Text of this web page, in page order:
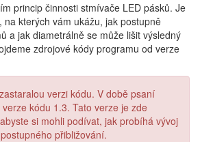
princip činnosti stmívače LED pásků. Je
kterých vám ukážu, jak postupně
a jak diametrálně se může lišit výsledný
zdrojové kódy programu od verze
verzi kódu. V době psaní
kódu 1.3. Tato verze je zde
si mohli podívat, jak probíhá vývoj
přibližování.